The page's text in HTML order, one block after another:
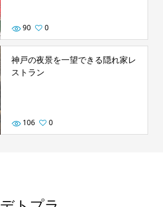
90 0
神戸の夜景を一望できる隠れ家レ
ストラン
106 0